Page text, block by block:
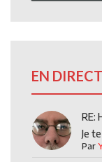
EN
RE:
Je
Par